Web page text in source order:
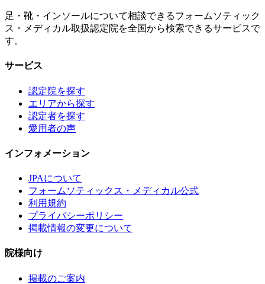
足・靴・インソールについて相談できるフォームソティック
ス・メディカル取扱認定院を全国から検索できるサービスで
す。
サービス
認定院を探す
エリアから探す
認定者を探す
愛用者の声
インフォメーション
JPAについて
フォームソティックス・メディカル公式
利用規約
プライバシーポリシー
掲載情報の変更について
院様向け
掲載のご案内